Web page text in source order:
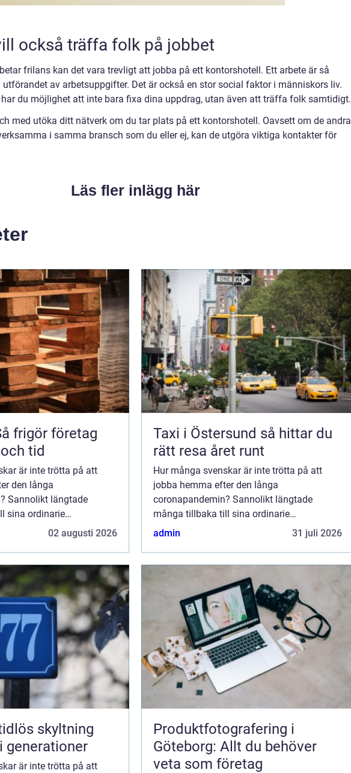
också träffa folk på jobbet
frilans kan det vara trevligt att jobba på ett kontorshotell. Ett arbete är så
utförandet av arbetsuppgifter. Det är också en stor social faktor i människors liv.
du möjlighet att inte bara fixa dina uppdrag, utan även att träffa folk samtidigt.
med utöka ditt nätverk om du tar plats på ett kontorshotell. Oavsett om de andra
i samma bransch som du eller ej, kan de utgöra viktiga kontakter för
Läs fler inlägg här
frigör företag
tid
är inte trötta på att
den långa
Sannolikt längtade
sina ordinarie
tidigt år 2020. Särskilt
02 augusti 2026
Taxi i Östersund så hittar du
rätt resa året runt
Hur många svenskar är inte trötta på att
jobba hemma efter den långa
coronapandemin? Sannolikt längtade
många tillbaka till sina ordinarie
arbetsplatser redan tidigt år 2020. Särskilt
admin 31 juli 2026
generationer
är inte trötta på att
Produktfotografering i
Göteborg: Allt du behöver
veta som företag